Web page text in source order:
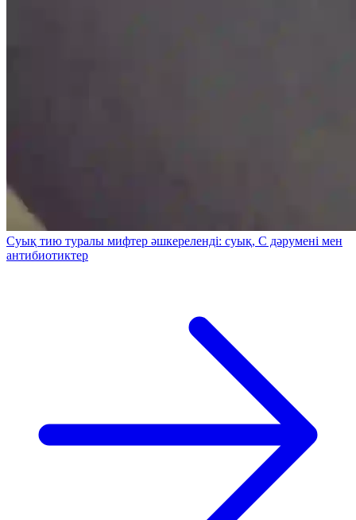
Суық тию туралы мифтер әшкереленді: суық, С дәрумені мен
антибиотиктер